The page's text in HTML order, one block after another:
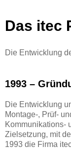
Das itec
Die Entwicklung
1993 –
Die Entwicklung
Montage-, Prüf-
Kommunikations-
Zielsetzung, mit
1993 die Firma